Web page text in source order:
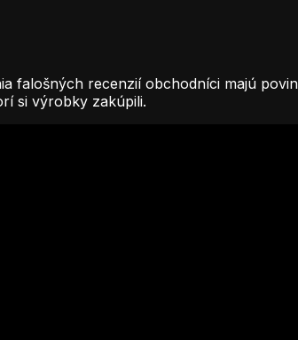
falošných recenzií obchodníci majú
si výrobky zakúpili.